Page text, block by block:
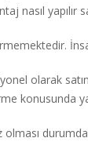
nasıl yapılır
olarak satın
konusunda
olması